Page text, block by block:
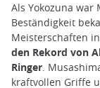
Als Yokozuna
Beständigkeit
Meisterschaften
den Rekord von
Ringer.
kraftvollen Griffe